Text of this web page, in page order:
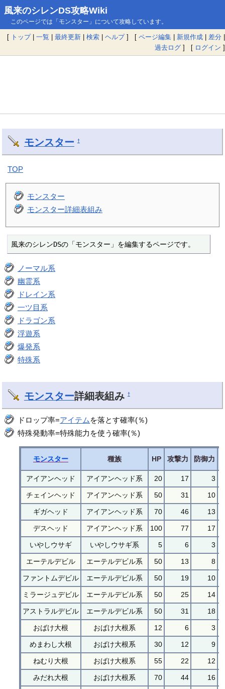
風来のシレンDS攻略Wiki
このページでは「モンスター」について攻略しています。
[ トップ| 一覧 | 最終更新 | 検索 | ヘルプ] [ ページ編集 | 新規作成 | 差分 |
過去ログ ] [ ログイン ]
モンスター †
TOP
モンスター
モンスター詳細表組み
風来のシレンDSの「モンスター」を編集するページです。
ノーマル系
幽霊系
ドレイン系
一ツ目系
ドラゴン系
浮遊系
爆発系
特殊系
モンスター詳細表組み †
ドロップ率=アイテム を落とす確率(％)
特殊発動率=特殊能力を使う確率(％)
モンスター 種族 HP 攻撃力 防御力
アイアンヘッド アイアンヘッド系 20 17 3
チェインヘッド アイアンヘッド系 50 31 10
ギガヘッド アイアンヘッド系 70 46 13
デスヘッド アイアンヘッド系 100 77 17
いやしウサギ いやしウサギ系 5 6 3
エーテルデビル エーテルデビル系 50 13 8
ファントムデビル エーテルデビル系 50 19 10
ミラージュデビル エーテルデビル系 50 25 14
アストラルデビル エーテルデビル系 50 31 18
おばけ大根 おばけ大根系 12 6 3
めまわし大根 おばけ大根系 30 12 9
ねむり大根 おばけ大根系 55 22 12
みだれ大根 おばけ大根系 70 44 16